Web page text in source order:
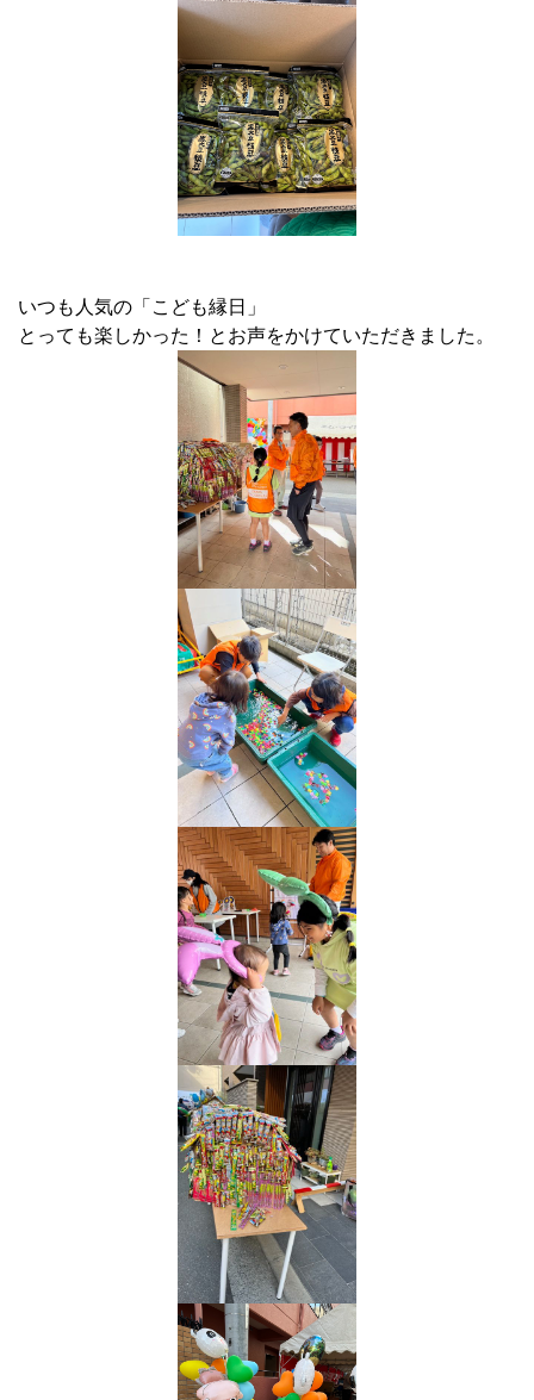
いつも人気の「こども縁日」
とっても楽しかった！とお声をかけていただきました。